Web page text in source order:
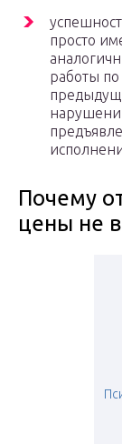
просто
работы
Почему
цены не